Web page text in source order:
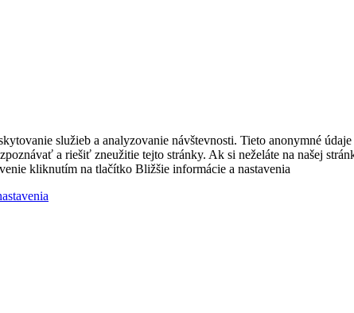
služieb a analyzovanie návštevnosti. Tieto anonymné
a riešiť zneužitie tejto stránky. Ak si neželáte na našej
kliknutím na tlačítko Bližšie informácie a nastavenia